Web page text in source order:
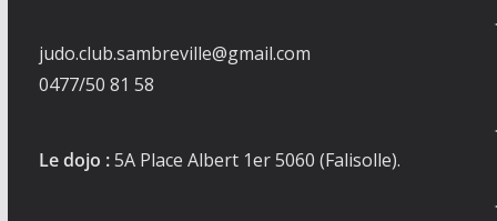
judo.club.sambreville@gmail.com
0477/50 81 58
Le dojo :5A Place Albert 1er 5060 (Falisolle).